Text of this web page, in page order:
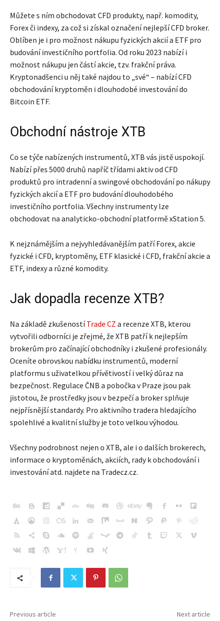
Můžete s ním obchodovat CFD produkty, např. komodity,
Forex či indexy, za což si získal označení nejlepší CFD broker.
Oblíben je i pro možnost nákupu fyzických akcií a ETF pro
budování investičního portfolia. Od roku 2023 nabízí i
možnost nákupu jen částí akcie, tzv. frakční práva.
Kryptonadšenci u něj také najdou to „své“ – nabízí CFD
obchodování kryptoměn i dlouhodobé investování do
Bitcoin ETF.
Obchodní nástroje XTB
Co se týče nabízených instrumentů, XTB vás jistě uspokojí.
Nabízí přes 5000 druhů napříč třídami aktiv od CFD
produktů pro intradenní a swingové obchodování po nákupy
fyzických akcií a ETF pro budování dlouhodobého
investičního portfolia. Všechny instrumenty lze
obchodovat na analyticko-obchodní platformě xStation 5.
K nejznámějším a nejvyhledávanějším patří Forex, akcie
fyzické i CFD, kryptoměny, ETF klasické i CFD, frakční akcie a
ETF, indexy a různé komodity.
Jak dopadla recenze XTB?
Na základě zkušenostíTrade CZ a recenze XTB, kterou
vytvořili odborníci je zřejmé, že XTB patří k nejlepším
brokerům pro začínající obchodníky i zkušené profesionály.
Oceníte obrovskou nabídku instrumentů, moderní
platformu s uživatelkou přívětivostí i velký důraz na
bezpečnost. Regulace ČNB a pobočka v Praze jsou pak
jistotou, že prostředky jsou v bezpečí a broker splňuje
nejpřísnější standardy. Pro aktivního tradera hledajícího
spolehlivé a kvalitní služby je toto velkou výhodou.
Všechny podrobnost nejen o XTB, ale i o dalších brokerech,
informace o kryptoměnách, akciích, rady k obchodování i
investování atd. najdete na Tradecz.cz.
Previous article Next article